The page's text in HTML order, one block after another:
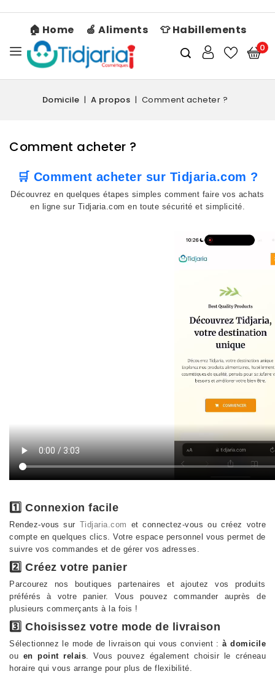
🏠 Home 🍏 Aliments 👕 Habillements
0
Domicile A propos Comment acheter ?
Comment acheter ?
🛒 Comment acheter sur Tidjaria.com ?
Découvrez en quelques étapes simples comment faire vos achats
en ligne sur Tidjaria.com en toute sécurité et simplicité.
1️⃣ Connexion facile
Rendez-vous sur Tidjaria.com et connectez-vous ou créez votre
compte en quelques clics. Votre espace personnel vous permet de
suivre vos commandes et de gérer vos adresses.
2️⃣ Créez votre panier
Parcourez nos boutiques partenaires et ajoutez vos produits
préférés à votre panier. Vous pouvez commander auprès de
plusieurs commerçants à la fois !
3️⃣ Choisissez votre mode de livraison
Sélectionnez le mode de livraison qui vous convient :à domicile
ou en point relais. Vous pouvez également choisir le créneau
horaire qui vous arrange pour plus de flexibilité.